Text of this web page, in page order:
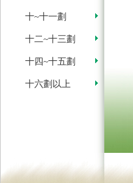
十~十一劃
十二~十三劃
十四~十五劃
十六劃以上